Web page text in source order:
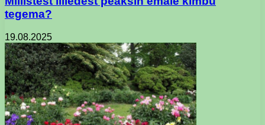
tegema?
19.08.2025